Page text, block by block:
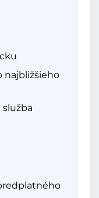
najbližšieho